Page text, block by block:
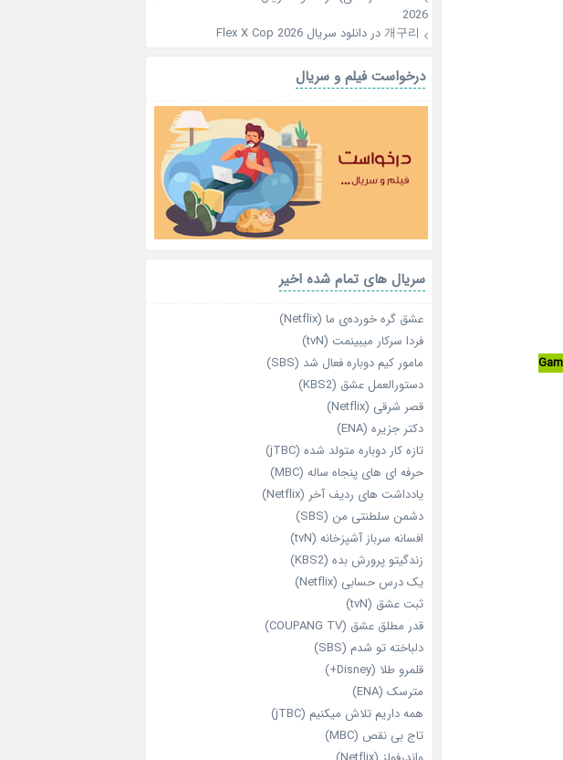
2026
개구리در دانلود سریال Flex X Cop 2026
درخواست فیلم و سریال
سریال های تمام شده اخیر
عشق گره خورده‌ی ما (Netflix)
فردا سرکار میبینمت (tvN)
مامور کیم دوباره فعال شد (SBS)
دستورالعمل عشق (KBS2)
قصر شرقی (Netflix)
دکتر جزیره (ENA)
تازه‌ کار دوباره‌ متولد شده (jTBC)
حرفه‌ ای‌ های پنجاه‌ ساله (MBC)
یادداشت‌ های ردیف آخر (Netflix)
دشمن سلطنتی من (SBS)
افسانه سرباز آشپزخانه (tvN)
زندگیتو پرورش بده (KBS2)
یک درس حسابی (Netflix)
ثبت عشق (tvN)
قدر مطلق عشق (COUPANG TV)
دلباخته تو شدم (SBS)
قلمرو طلا (Disney+)
مترسک (ENA)
همه داریم تلاش میکنیم (jTBC)
تاج بی‌ نقص (MBC)